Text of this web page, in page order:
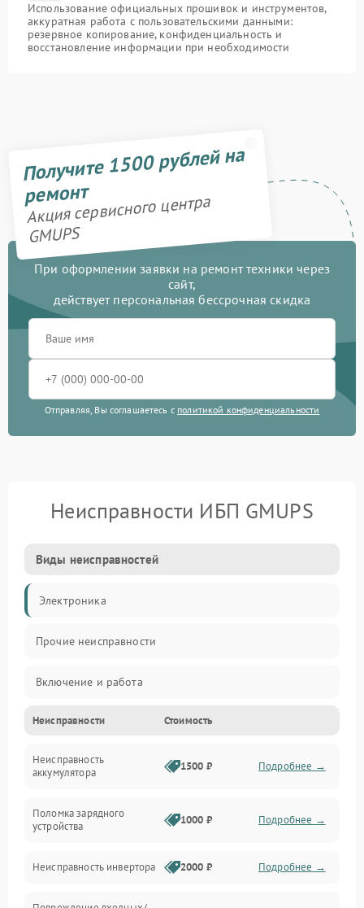
Использование официальных прошивок и инструментов,
аккуратная работа с пользовательскими данными:
резервное копирование, конфиденциальность и
восстановление информации при необходимости
Получите 1500 рублей на
ремонт
Акция сервисного центра
GMUPS
При оформлении заявки на ремонт техники через
сайт,
действует персональная бессрочная скидка
Отправляя, Вы соглашаетесь с политикой конфиденциальности
Неисправности ИБП GMUPS
Виды неисправностей
Электроника
Прочие неисправности
Включение и работа
Работа с нагрузкой
Звук и индикация
Неисправности Стоимость
Неисправность
аккумулятора
1500 ₽ Подробнее →
Поломка зарядного
устройства
1000 ₽ Подробнее →
Неисправность инвертора 2000 ₽ Подробнее →